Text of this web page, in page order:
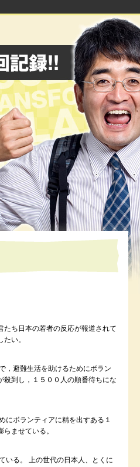
ち日本の若者の反応が報道されて
い。
避難生活を助けるためにボラン
到し，１５００人の順番待ちにな
ボランティアに精を出すある１
ませている。
いる。 上の世代の日本人、とくに